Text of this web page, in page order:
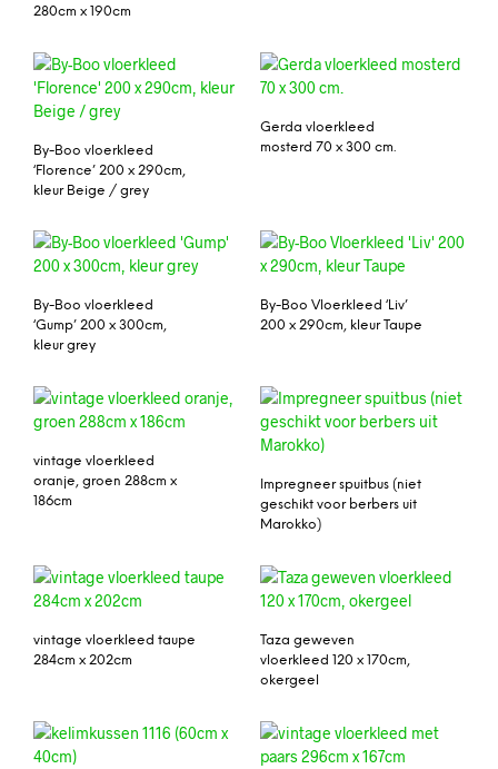
280cm x 190cm
By-Boo vloerkleed
‘Florence’ 200 x 290cm,
kleur Beige / grey
Gerda vloerkleed
mosterd 70 x 300 cm.
By-Boo vloerkleed
‘Gump’ 200 x 300cm,
kleur grey
By-Boo Vloerkleed ‘Liv’
200 x 290cm, kleur Taupe
vintage vloerkleed
oranje, groen 288cm x
186cm
Impregneer spuitbus (niet
geschikt voor berbers uit
Marokko)
vintage vloerkleed taupe
284cm x 202cm
Taza geweven
vloerkleed 120 x 170cm,
okergeel